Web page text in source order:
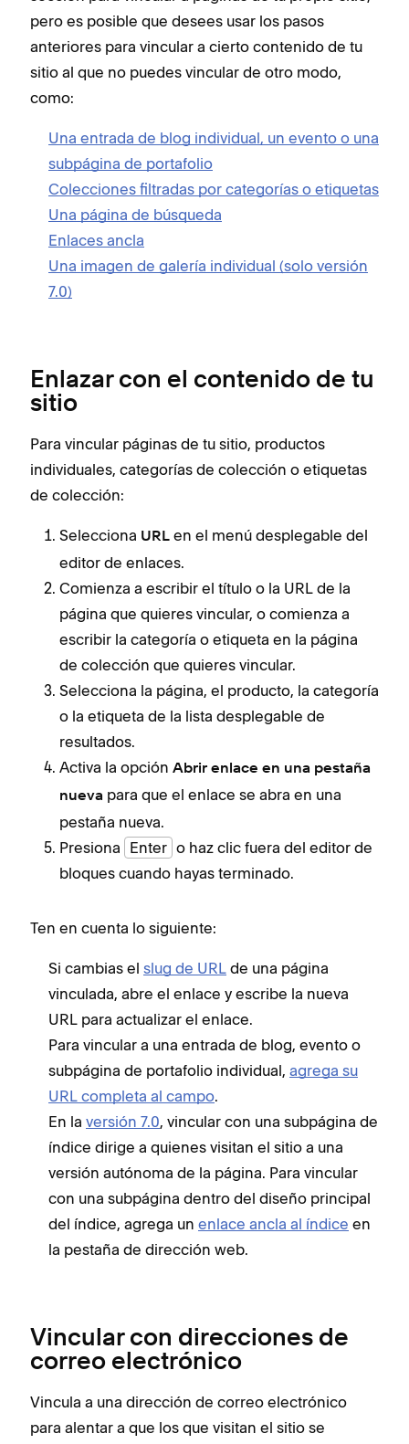
pero es posible que desees usar los pasos
anteriores para vincular a cierto contenido de tu
sitio al que no puedes vincular de otro modo,
como:
Una entrada de blog individual, un evento o una
subpágina de portafolio
Colecciones filtradas por categorías o etiquetas
Una página de búsqueda
Enlaces ancla
Una imagen de galería individual (solo versión
7.0)
Enlazar con el contenido de tu
sitio
Para vincular páginas de tu sitio, productos
individuales, categorías de colección o etiquetas
de colección:
Selecciona URL en el menú desplegable del
editor de enlaces.
Comienza a escribir el título o la URL de la
página que quieres vincular, o comienza a
escribir la categoría o etiqueta en la página
de colección que quieres vincular.
Selecciona la página, el producto, la categoría
o la etiqueta de la lista desplegable de
resultados.
Activa la opción Abrir enlace en una pestaña
nueva para que el enlace se abra en una
pestaña nueva.
Presiona Enter o haz clic fuera del editor de
bloques cuando hayas terminado.
Ten en cuenta lo siguiente:
Si cambias el slug de URL de una página
vinculada, abre el enlace y escribe la nueva
URL para actualizar el enlace.
Para vincular a una entrada de blog, evento o
subpágina de portafolio individual, agrega su
URL completa al campo.
En la versión 7.0, vincular con una subpágina de
índice dirige a quienes visitan el sitio a una
versión autónoma de la página. Para vincular
con una subpágina dentro del diseño principal
del índice, agrega un enlace ancla al índice en
la pestaña de dirección web.
Vincular con direcciones de
correo electrónico
Vincula a una dirección de correo electrónico
para alentar a que los que visitan el sitio se